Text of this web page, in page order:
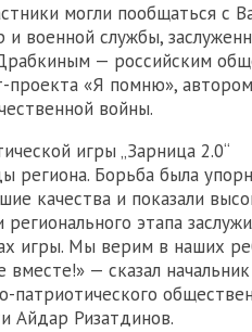
могли пообщаться с
военной службы,
— российским
проекта «Я помню», автором
войны.
игры „Зарница 2.0“
региона. Борьба была
качества и показали
этапа
игры. Мы верим в наших
— сказал
патриотического
Айдар Ризатдинов.